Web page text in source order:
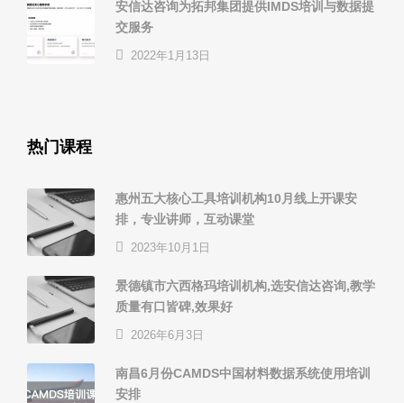
安信达咨询为拓邦集团提供IMDS培训与数据提
交服务
2022年1月13日
热门课程
惠州五大核心工具培训机构10月线上开课安
排，专业讲师，互动课堂
2023年10月1日
景德镇市六西格玛培训机构,选安信达咨询,教学
质量有口皆碑,效果好
2026年6月3日
南昌6月份CAMDS中国材料数据系统使用培训
安排